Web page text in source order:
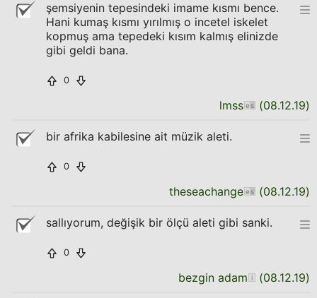
şemsiyenin tepesindeki imame kısmı bence.
Hani kumaş kısmı yırılmış o incetel iskelet
kopmuş ama tepedeki kısım kalmış elinizde
gibi geldi bana.
0
lmss (08.12.19)
bir afrika kabilesine ait müzik aleti.
0
theseachange (08.12.19)
sallıyorum, değişik bir ölçü aleti gibi sanki.
0
bezgin adam (08.12.19)